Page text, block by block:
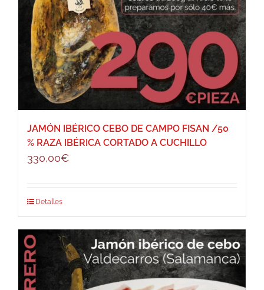
JAMÓN IBÉRICO CEBO DE CAMPO FISAN /50
% RAZA IBÉRICA CORTADO A CUCHILLO
330,00€
Detalles